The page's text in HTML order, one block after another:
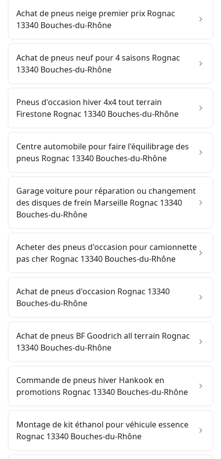
Achat de pneus neige premier prix Rognac
13340 Bouches-du-Rhône
Achat de pneus neuf pour 4 saisons Rognac
13340 Bouches-du-Rhône
Pneus d'occasion hiver 4x4 tout terrain
Firestone Rognac 13340 Bouches-du-Rhône
Centre automobile pour faire l'équilibrage des
pneus Rognac 13340 Bouches-du-Rhône
Garage voiture pour réparation ou changement
des disques de frein Marseille Rognac 13340
Bouches-du-Rhône
Acheter des pneus d'occasion pour camionnette
pas cher Rognac 13340 Bouches-du-Rhône
Achat de pneus d'occasion Rognac 13340
Bouches-du-Rhône
Achat de pneus BF Goodrich all terrain Rognac
13340 Bouches-du-Rhône
Commande de pneus hiver Hankook en
promotions Rognac 13340 Bouches-du-Rhône
Montage de kit éthanol pour véhicule essence
Rognac 13340 Bouches-du-Rhône